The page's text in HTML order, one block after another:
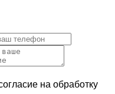
на обработку